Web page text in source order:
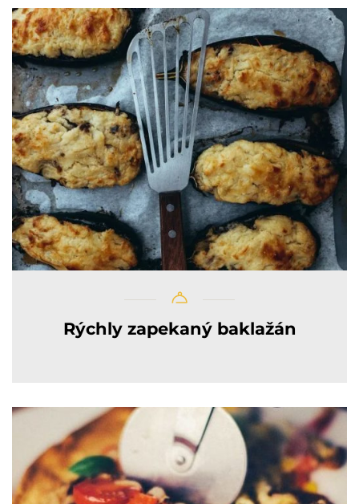
Rýchly zapekaný baklažán